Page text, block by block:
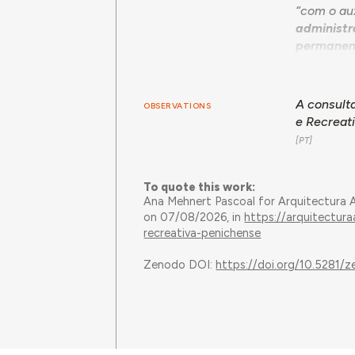
“com o
“firmou-
juntando
angariar
OBSERVATIONS
A
e
To quote this work:
Ana Mehnert Pascoal for Arquitectura
on 07/08/2026, inhttps://
recreativa-penichense
Zenodo DOI:https://doi.org/10.5281/